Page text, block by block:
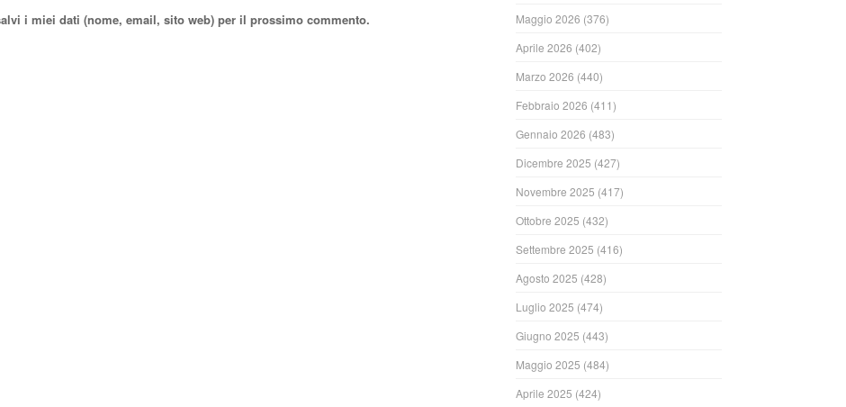
i miei dati (nome, email, sito web) per il prossimo commento.
Maggio 2026 (376)
Aprile 2026 (402)
Marzo 2026 (440)
Febbraio 2026 (411)
Gennaio 2026 (483)
Dicembre 2025 (427)
Novembre 2025 (417)
Ottobre 2025 (432)
Settembre 2025 (416)
Agosto 2025 (428)
Luglio 2025 (474)
Giugno 2025 (443)
Maggio 2025 (484)
Aprile 2025 (424)